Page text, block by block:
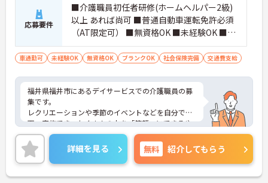
応募要件
■介護職員初任者研修(ホームヘルパー2級)
以上 あれば尚可 ■普通自動車運転免許必須
（AT限定可） ■無資格OK ■未経験OK ■ブ
ランクOK
車通勤可 未経験OK 無資格OK ブランクOK 社会保険完備 交通費支給
福井県福井市にあるデイサービスでの介護職員の募
集です。
レクリエーションや季節のイベントなどを自分で企
画・実施でき、たくさんの人を「笑顔」にできるや
りがいのあるお仕事です！
福利厚生・各種手当が充実しているので、安心して
働くことができます◎
ご興味のある方には、面接対策ポイントなど、さら
に詳細をお話しいたしますのでお気軽にご相談くだ
詳細を見る 無料 紹介してもらう